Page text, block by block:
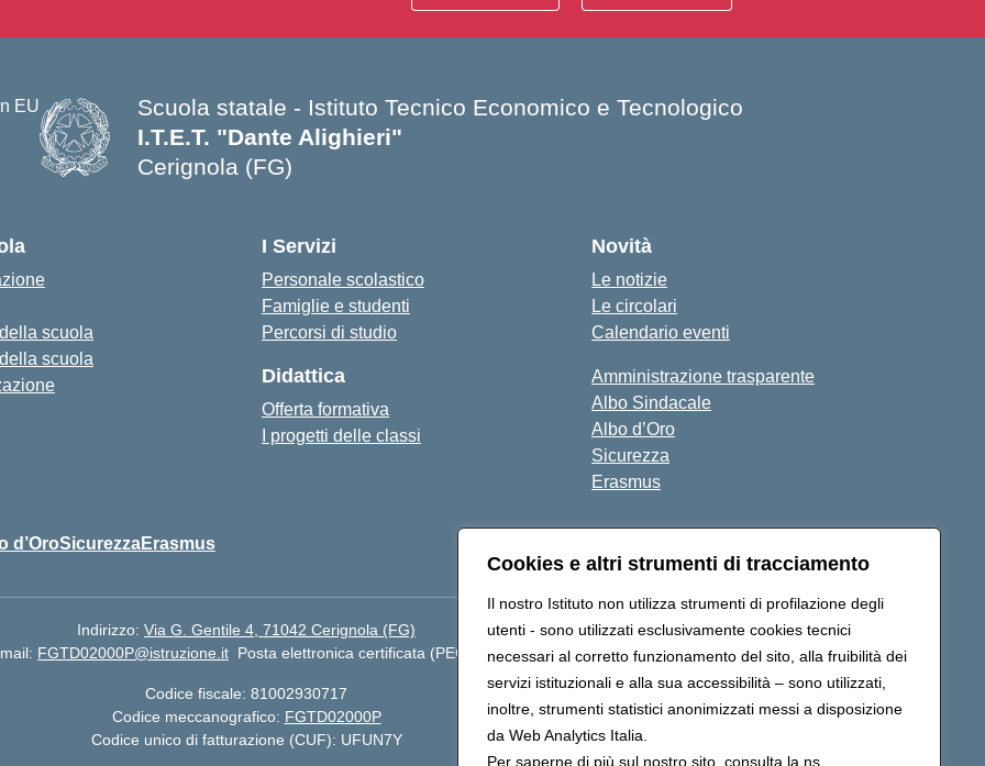
Cookies e altri strumenti di tracciamento
Il nostro Istituto non utilizza strumenti di profilazione degli
utenti - sono utilizzati esclusivamente cookies tecnici
necessari al corretto funzionamento del sito, alla fruibilità dei
servizi istituzionali e alla sua accessibilità – sono utilizzati,
inoltre, strumenti statistici anonimizzati messi a disposizione
da Web Analytics Italia.
Per saperne di più sul nostro sito, consulta la ns.
Scuola statale - Istituto Tecnico Economico e Tecnologico
I.T.E.T. "Dante Alighieri"
Cerignola (FG)
della scuola
scuola
I Servizi
Personale scolastico
Famiglie e studenti
Percorsi di studio
Didattica
Offerta formativa
I progetti delle classi
Novità
Le notizie
Le circolari
Calendario eventi
Amministrazione trasparente
Albo Sindacale
Albo d’Oro
Sicurezza
Erasmus
d’OroSicurezzaErasmus Seguici su:
Indirizzo: Via G. Gentile 4, 71042 Cerignola (FG)
FGTD02000P@istruzione.it Posta elettronica certificata (PEC): fgtd02000p@pec.istruzione.it
Codice fiscale: 81002930717
Codice meccanografico: FGTD02000P
Codice unico di fatturazione (CUF): UFUN7Y